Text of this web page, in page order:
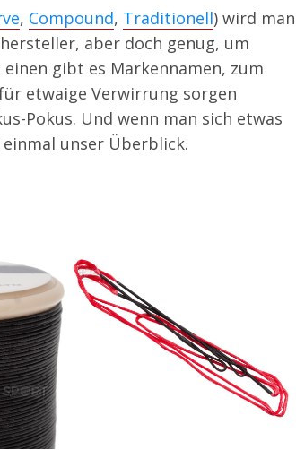
, Compound, Traditionell) wird man
aber doch genug, um
gibt es Markennamen, zum
etwaige Verwirrung sorgen
Pokus. Und wenn man sich etwas
unser Überblick.